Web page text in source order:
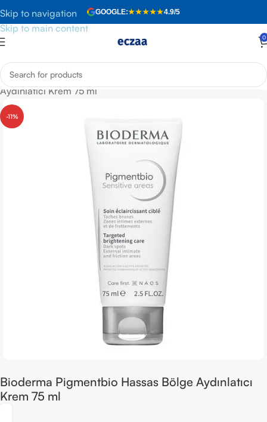
Skip to navigation
Skip to main content
GOOGLE:★★★★★4.9/5
0
Anasayfa» Mağaza
Aydınlatıcı Krem 75 ml
-11%
Bioderma Pigmentbio Hassas Bölge Aydınlatıcı
Krem 75 ml